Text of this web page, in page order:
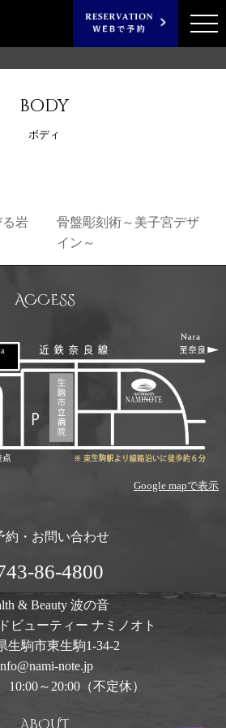
body
ボディ
る岩
骨盤彫刻術～美子宮デザ
イン～
ACCESS
Google mapで表示
約・お問い合わせ
86-4800
& Beauty 波の音
ビューティー ナミノオト
生駒市東生駒1-34-2
note.jp
～20:00（不定休）